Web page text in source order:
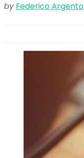
by Federico Argento